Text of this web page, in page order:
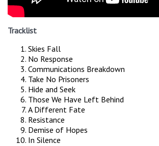
Tracklist
Skies Fall
No Response
Communications Breakdown
Take No Prisoners
Hide and Seek
Those We Have Left Behind
A Different Fate
Resistance
Demise of Hopes
In Silence